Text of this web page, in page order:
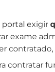
portal exigir
exame
contratado,
contratar